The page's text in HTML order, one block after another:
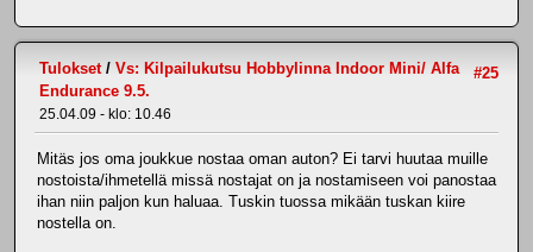
#25
Tulokset/ Vs: Kilpailukutsu Hobbylinna Indoor Mini/ Alfa
Endurance 9.5.
25.04.09 - klo: 10.46
Mitäs jos oma joukkue nostaa oman auton? Ei tarvi huutaa muille
nostoista/ihmetellä missä nostajat on ja nostamiseen voi panostaa
ihan niin paljon kun haluaa. Tuskin tuossa mikään tuskan kiire
nostella on.